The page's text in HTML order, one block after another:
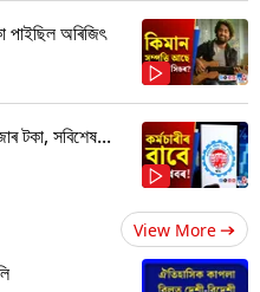
পাইছিল অৰিজিৎ
টকা, সবিশেষ...
View More